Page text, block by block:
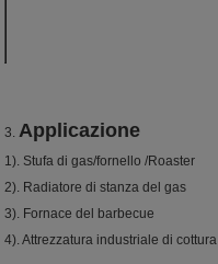
3. Applicazione
1). Stufa di gas/fornello /Roaster
2). Radiatore di stanza del gas
3). Fornace del barbecue
4). Attrezzatura industriale di cottura